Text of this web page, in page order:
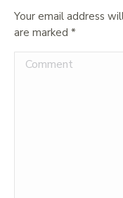
Your email address
are marked *
Comment